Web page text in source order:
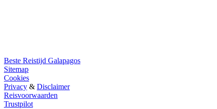
Beste Reistijd Galapagos
Sitemap
Cookies
Privacy & Disclaimer
Reisvoorwaarden
Trustpilot